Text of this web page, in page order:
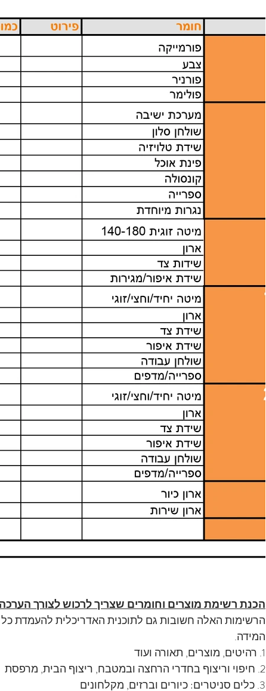
הכנת רשימת מוצרים וחומרים שצריך לרכוש לצורך
הרשימות האלה חשובות גם לתוכנית האדריכלית להעמדת
המידה.
1. רהיטים, מוצרים, תאורה ועוד
2. חיפוי וריצוף בחדרי הרחצה ובמטבח, ריצוף הבית, מרפסת
3. כלים סניטרים: כיורים וברזים, מקלחונים